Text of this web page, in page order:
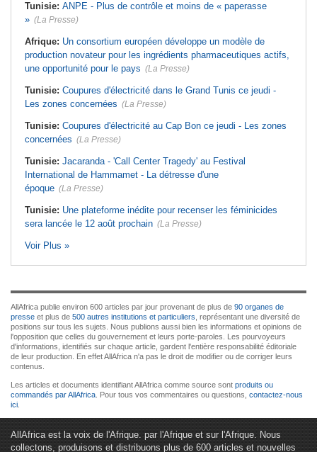
Tunisie: ANPE - Plus de contrôle et moins de « paperasse
» (La Presse)
Afrique: Un consortium européen développe un modèle de
production novateur pour les ingrédients pharmaceutiques actifs,
une opportunité pour le pays (La Presse)
Tunisie: Coupures d'électricité dans le Grand Tunis ce jeudi -
Les zones concernées (La Presse)
Tunisie: Coupures d'électricité au Cap Bon ce jeudi - Les zones
concernées (La Presse)
Tunisie: Jacaranda - 'Call Center Tragedy' au Festival
International de Hammamet - La détresse d'une
époque (La Presse)
Tunisie: Une plateforme inédite pour recenser les féminicides
sera lancée le 12 août prochain (La Presse)
Voir Plus »
AllAfrica publie environ 600 articles par jour provenant de plus de 90 organes de
presse et plus de 500 autres institutions et particuliers , représentant une diversité de
positions sur tous les sujets. Nous publions aussi bien les informations et opinions de
l'opposition que celles du gouvernement et leurs porte-paroles. Les pourvoyeurs
d'informations, identifiés sur chaque article, gardent l'entière responsabilité éditoriale
de leur production. En effet AllAfrica n'a pas le droit de modifier ou de corriger leurs
contenus.
Les articles et documents identifiant AllAfrica comme source sont produits ou
commandés par AllAfrica . Pour tous vos commentaires ou questions, contactez-nous
ici
AllAfrica est la voix de l'Afrique. par l'Afrique et sur l'Afrique. Nous
collectons, produisons et distribuons plus de 600 articles et nouvelles